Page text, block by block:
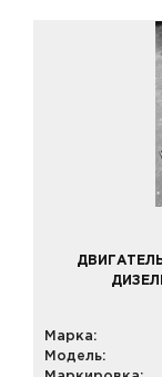
Grand
Kangoo 1
Kangoo 2
Laguna 1
Laguna 3
Logan 1
Logan 2
Megane 1
Megane 3
Safrane 1
Scenic 1
Scenic 3
ДВИГАТЕЛЬ
Марка:
Модель: